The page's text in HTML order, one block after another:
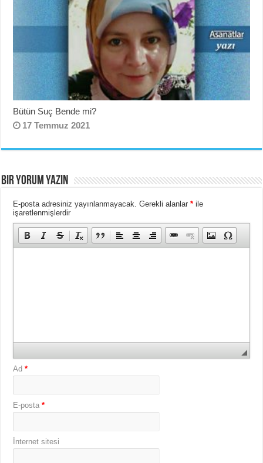
Bütün Suç Bende mi?
17 Temmuz 2021
BIR YORUM YAZIN
E-posta adresiniz yayınlanmayacak. Gerekli alanlar* ile
işaretlenmişlerdir
Ad*
E-posta*
İnternet sitesi